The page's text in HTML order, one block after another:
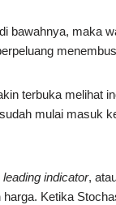
bawahnya, maka
terbuka melihat
mulai masuk
leading indicator,
harga. Ketika